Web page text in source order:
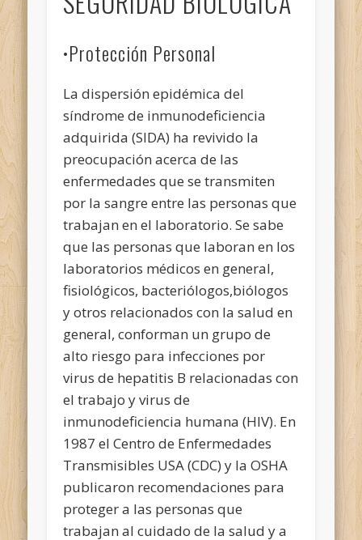
•Protección Personal
La dispersión epidémica del
síndrome de inmunodeficiencia
adquirida (SIDA) ha revivido la
preocupación acerca de las
enfermedades que se transmiten
por la sangre entre las personas que
trabajan en el laboratorio. Se sabe
que las personas que laboran en los
laboratorios médicos en general,
fisiológicos, bacteriólogos,biólogos
y otros relacionados con la salud en
general, conforman un grupo de
alto riesgo para infecciones por
virus de hepatitis B relacionadas con
el trabajo y virus de
inmunodeficiencia humana (HIV). En
1987 el Centro de Enfermedades
Transmisibles USA (CDC) y la OSHA
publicaron recomendaciones para
proteger a las personas que
trabajan al cuidado de la salud y a